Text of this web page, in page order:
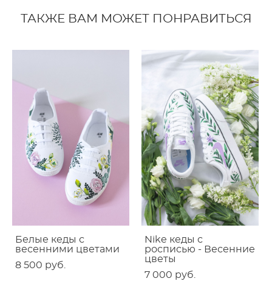
ТАКЖЕ ВАМ МОЖЕТ ПОНРАВИТЬСЯ
Белые кеды с
весенними цветами
8 500 pуб.
Nike кеды с
росписью - Весенние
цветы
7 000 pуб.